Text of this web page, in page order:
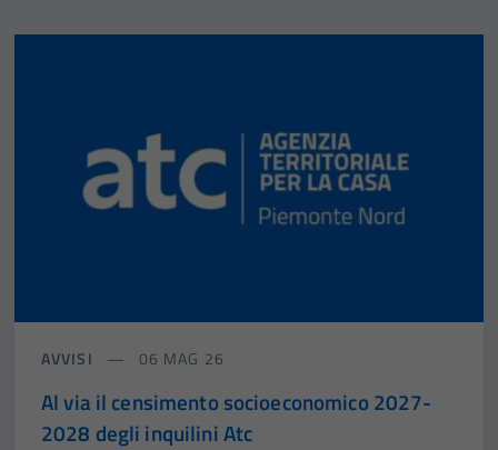
AVVISI 06 MAG 26
Al via il censimento socioeconomico 2027-
2028 degli inquilini Atc